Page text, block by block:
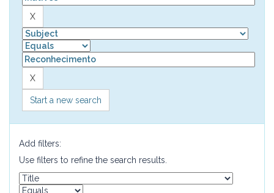
Start a new search
Add filters:
Use filters to refine the search results.